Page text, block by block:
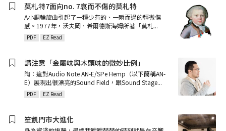
莫札特7面向no. 7哀而不傷的莫札特
A小調輪旋曲引起了一種少有的、一瞬而過的輕微傷
感。1977年，沃夫岡．希爾德斯海姆所著「莫札...
PDF EZ Read
請注意「金屬味與木頭味的微妙比例」
陶：這對Audio Note AN-E/SPe Hemp（以下簡稱AN-
E）展現出很漂亮的Sound Field，跟Sound Stage...
PDF EZ Read
笙凱門市大進化